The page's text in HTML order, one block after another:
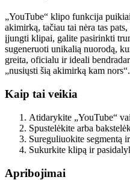
„YouTube“ klipo funkcija
akimirką, tačiau tai nėra tas
įjungti klipai, galite pasirinkti
sugeneruoti unikalią nuorodą,
greita, oficialu ir ideali
„nusiųsti šią akimirką kam nors“.
Kaip tai veikia
Atidarykite „YouTube“
Spustelėkite arba
Sureguliuokite segmentą
Sukurkite klipą ir
Apribojimai